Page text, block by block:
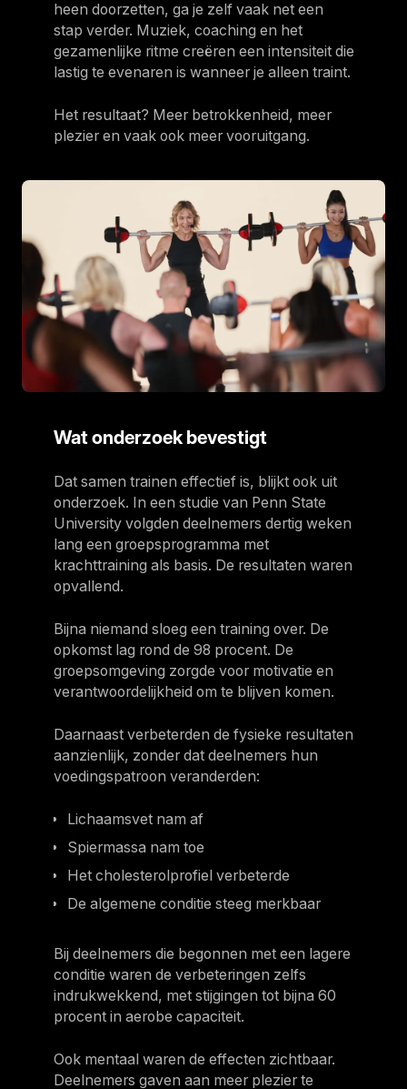
heen doorzetten, ga je zelf vaak net een
stap verder. Muziek, coaching en het
gezamenlijke ritme creëren een intensiteit die
lastig te evenaren is wanneer je alleen traint.
Het resultaat? Meer betrokkenheid, meer
plezier en vaak ook meer vooruitgang.
Wat onderzoek bevestigt
Dat samen trainen effectief is, blijkt ook uit
onderzoek. In een studie van Penn State
University volgden deelnemers dertig weken
lang een groepsprogramma met
krachttraining als basis. De resultaten waren
opvallend.
Bijna niemand sloeg een training over. De
opkomst lag rond de 98 procent. De
groepsomgeving zorgde voor motivatie en
verantwoordelijkheid om te blijven komen.
Daarnaast verbeterden de fysieke resultaten
aanzienlijk, zonder dat deelnemers hun
voedingspatroon veranderden:
Lichaamsvet nam af
Spiermassa nam toe
Het cholesterolprofiel verbeterde
De algemene conditie steeg merkbaar
Bij deelnemers die begonnen met een lagere
conditie waren de verbeteringen zelfs
indrukwekkend, met stijgingen tot bijna 60
procent in aerobe capaciteit.
Ook mentaal waren de effecten zichtbaar.
Deelnemers gaven aan meer plezier te